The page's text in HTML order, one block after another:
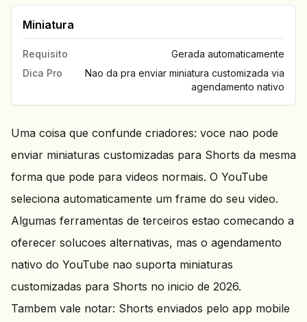
Miniatura
Requisito
Gerada automaticamente
Dica Pro
Nao da pra enviar miniatura customizada via
agendamento nativo
Uma coisa que confunde criadores: voce nao pode
enviar miniaturas customizadas para Shorts da mesma
forma que pode para videos normais. O YouTube
seleciona automaticamente um frame do seu video.
Algumas ferramentas de terceiros estao comecando a
oferecer solucoes alternativas, mas o agendamento
nativo do YouTube nao suporta miniaturas
customizadas para Shorts no inicio de 2026.
Tambem vale notar: Shorts enviados pelo app mobile